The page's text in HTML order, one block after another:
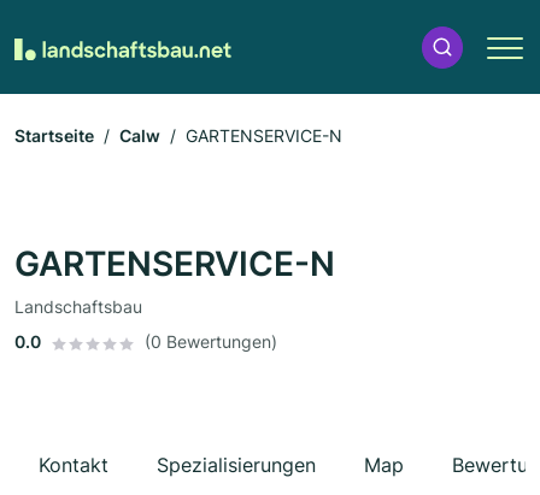
Startseite Calw GARTENSERVICE-N
GARTENSERVICE-N
Landschaftsbau
0.0
(0 Bewertungen)
Kontakt Spezialisierungen Map